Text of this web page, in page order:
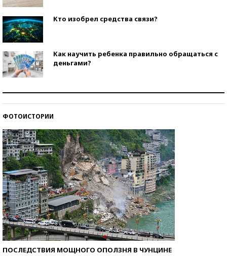
Кто изобрел средства связи?
Как научить ребенка правильно обращаться с
деньгами?
ФОТОИСТОРИИ
ПОСЛЕДСТВИЯ МОЩНОГО ОПОЛЗНЯ В ЧУНЦИНЕ